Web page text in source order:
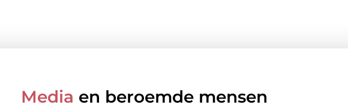
Media en beroemde mensen